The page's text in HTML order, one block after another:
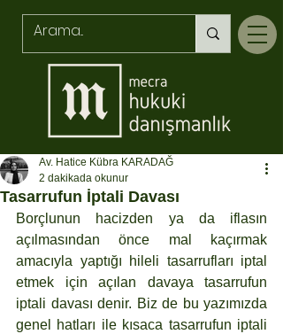
Tasarrufun İptali Davası
Av. Hatice Kübra KARADAĞ
2 dakikada okunur
Borçlunun hacizden ya da iflasın
açılmasından önce mal kaçırmak
amacıyla yaptığı hileli tasarrufları iptal
etmek için açılan davaya tasarrufun
iptali davası denir. Biz de bu yazımızda
genel hatları ile kısaca tasarrufun iptali